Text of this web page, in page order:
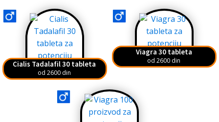
Cialis Tadalafil 30 tableta
od 2600 din
Viagra 30 tableta
od 2600 din